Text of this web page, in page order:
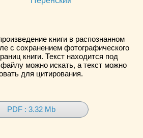
книги в распознанном
с сохранением фотографического
книги. Текст находится под
можно искать, а текст можно
для цитирования.
PDF : 3.32 Mb